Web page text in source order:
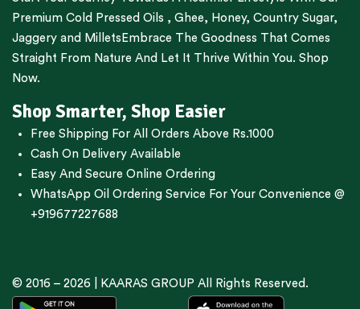
Premium Cold Pressed Oils , Ghee, Honey, Country Sugar,
Jaggery and Millets Embrace The Goodness That Comes
Straight From Nature And Let It Thrive Within You. Shop
Now.
Shop Smarter, Shop Easier
Free Shipping For All Orders Above Rs.1000
Cash On Delivery Available
Easy And Secure Online Ordering
WhatsApp Oil Ordering Service For Your Convenience @
+919677227688
© 2016 – 2026 | KAARAS GROUP All Rights Reserved.